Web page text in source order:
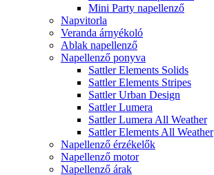
Mini Party napellenző
Napvitorla
Veranda árnyékoló
Ablak napellenző
Napellenző ponyva
Sattler Elements Solids
Sattler Elements Stripes
Sattler Urban Design
Sattler Lumera
Sattler Lumera All Weather
Sattler Elements All Weather
Napellenző érzékelők
Napellenző motor
Napellenző árak